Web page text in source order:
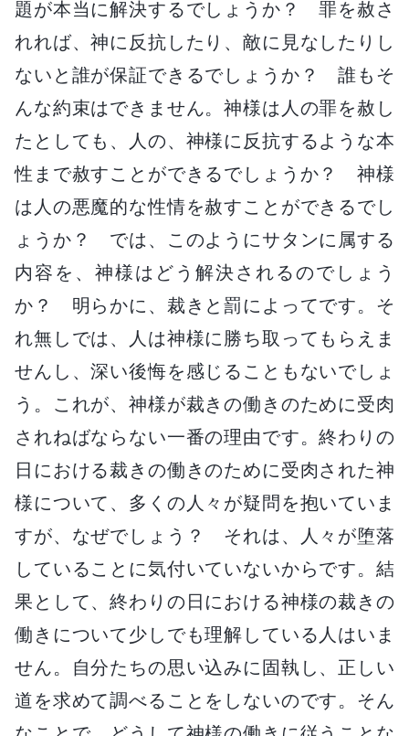
題が本当に解決するでしょうか？ 罪を赦さ
れれば、神に反抗したり、敵に見なしたりし
ないと誰が保証できるでしょうか？ 誰もそ
んな約束はできません。神様は人の罪を赦し
たとしても、人の、神様に反抗するような本
性まで赦すことができるでしょうか？ 神様
は人の悪魔的な性情を赦すことができるでし
ょうか？ では、このようにサタンに属する
内容を、神様はどう解決されるのでしょう
か？ 明らかに、裁きと罰によってです。そ
れ無しでは、人は神様に勝ち取ってもらえま
せんし、深い後悔を感じることもないでしょ
う。これが、神様が裁きの働きのために受肉
されねばならない一番の理由です。終わりの
日における裁きの働きのために受肉された神
様について、多くの人々が疑問を抱いていま
すが、なぜでしょう？ それは、人々が堕落
していることに気付いていないからです。結
果として、終わりの日における神様の裁きの
働きについて少しでも理解している人はいま
せん。自分たちの思い込みに固執し、正しい
道を求めて調べることをしないのです。そん